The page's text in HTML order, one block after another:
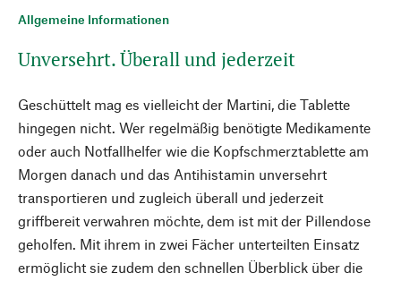
Allgemeine Informationen
Unversehrt. Überall und jederzeit
Geschüttelt mag es vielleicht der Martini, die Tablette
hingegen nicht. Wer regelmäßig benötigte Medikamente
oder auch Notfallhelfer wie die Kopfschmerztablette am
Morgen danach und das Antihistamin unversehrt
transportieren und zugleich überall und jederzeit
griffbereit verwahren möchte, dem ist mit der Pillendose
geholfen. Mit ihrem in zwei Fächer unterteilten Einsatz
ermöglicht sie zudem den schnellen Überblick über die